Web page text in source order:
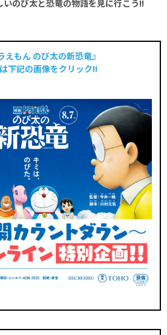
いのび太と恐竜の物語を見に行こう!!
えもん のび太の新恐竜』
下記の画像をクリック!!